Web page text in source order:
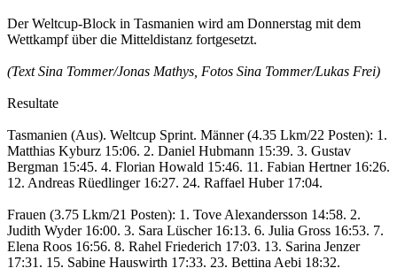
Der Weltcup-Block in Tasmanien wird am Donnerstag mit dem
Wettkampf über die Mitteldistanz fortgesetzt.
(Text Sina Tommer/Jonas Mathys, Fotos Sina Tommer/Lukas Frei)
Resultate
Tasmanien (Aus). Weltcup Sprint. Männer (4.35 Lkm/22 Posten): 1.
Matthias Kyburz 15:06. 2. Daniel Hubmann 15:39. 3. Gustav
Bergman 15:45. 4. Florian Howald 15:46. 11. Fabian Hertner 16:26.
12. Andreas Rüedlinger 16:27. 24. Raffael Huber 17:04.
Frauen (3.75 Lkm/21 Posten): 1. Tove Alexandersson 14:58. 2.
Judith Wyder 16:00. 3. Sara Lüscher 16:13. 6. Julia Gross 16:53. 7.
Elena Roos 16:56. 8. Rahel Friederich 17:03. 13. Sarina Jenzer
17:31. 15. Sabine Hauswirth 17:33. 23. Bettina Aebi 18:32.